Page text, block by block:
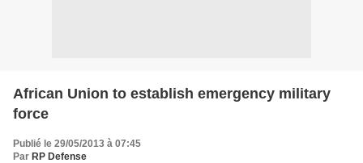
African Union to establish emergency military
force
Publié le 29/05/2013 à 07:45
Par RP Defense